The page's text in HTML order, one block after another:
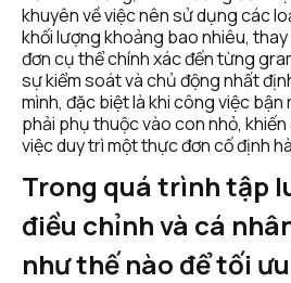
khuyên về việc nên sử dụng các
khối lượng khoảng bao nhiêu,
đơn cụ thể chính xác đến từng
sự kiểm soát và chủ động nhất
mình, đặc biệt là khi công việc bận
phải phụ thuộc vào con nhỏ,
việc duy trì một thực đơn cố định
Trong quá trình tập
điều chỉnh và cá
như thế nào để tối